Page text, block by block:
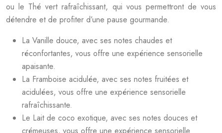
ou le Thé vert rafraîchissant, qui vous permettront de vous
détendre et de profiter d’une pause gourmande.
La Vanille douce, avec ses notes chaudes et
réconfortantes, vous offre une expérience sensorielle
apaisante.
La Framboise acidulée, avec ses notes fruitées et
acidulées, vous offre une expérience sensorielle
rafraîchissante.
Le Lait de coco exotique, avec ses notes douces et
crémeuses, vous offre une expérience sensorielle